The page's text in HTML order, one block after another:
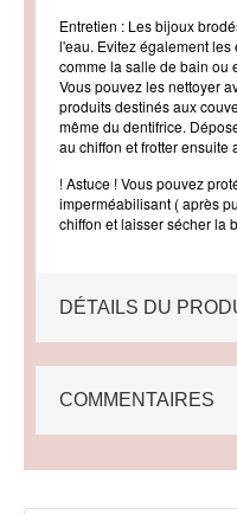
Entretien : Les bijoux
l'eau. Evitez également
comme la salle de bain ou
Vous pouvez les nettoyer
produits destinés aux
même du dentifrice.
au chiffon et frotter ensuite
! Astuce ! Vous pouvez
imperméabilisant ( après
chiffon et laisser sécher la
DÉTAILS DU
COMMENTAIRES